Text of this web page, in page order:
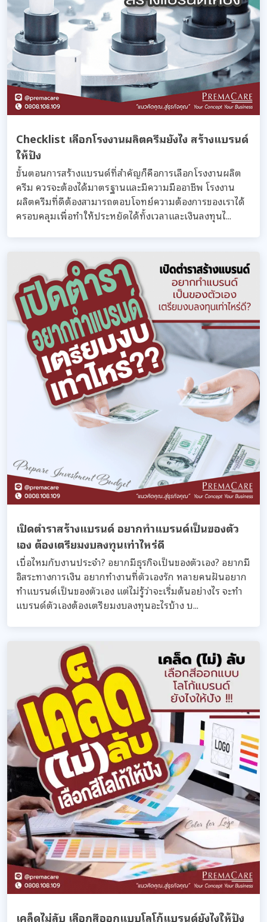
Checklist เลือกโรงงานผลิตครีมยังไง สร้างแบรนด์
ให้ปัง
ขั้นตอนการสร้างแบรนด์ที่สำคัญก็คือการเลือกโรงงานผลิต
ครีม ควรจะต้องได้มาตรฐานและมีความมืออาชีพ โรงงาน
ผลิตครีมที่ดีต้องสามารถตอบโจทย์ความต้องการของเราได้
ครอบคลุมเพื่อทำให้ประหยัดได้ทั้งเวลาและเงินลงทุนไ...
เปิดตำราสร้างแบรนด์ อยากทำแบรนด์เป็นของตัว
เอง ต้องเตรียมงบลงทุนเท่าไหร่ดี
เบื่อไหมกับงานประจำ? อยากมีธุรกิจเป็นของตัวเอง? อยากมี
อิสระทางการเงิน อยากทำงานที่ตัวเองรัก หลายคนฝันอยาก
ทำแบรนด์เป็นของตัวเอง แต่ไม่รู้ว่าจะเริ่มต้นอย่างไร จะทำ
แบรนด์ตัวเองต้องเตรียมงบลงทุนอะไรบ้าง บ...
เคล็ดไม่ลับ เลือกสีออกแบบโลโก้แบรนด์ยังไงให้ปัง